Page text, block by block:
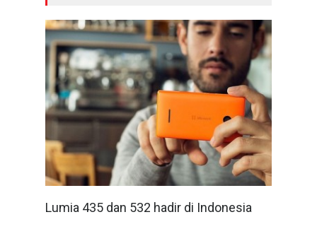
Lumia 435 dan 532 hadir di Indonesia